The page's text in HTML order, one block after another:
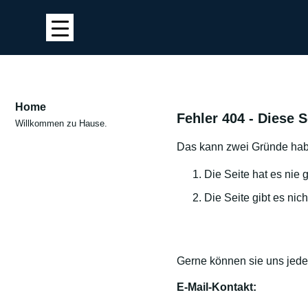
Home
Willkommen zu Hause. Fehler 404 - Diese
Das kann zwei Gründe
Die Seite hat es nie
Die Seite gibt es
Gerne können sie uns
E-Mail-Kontakt: